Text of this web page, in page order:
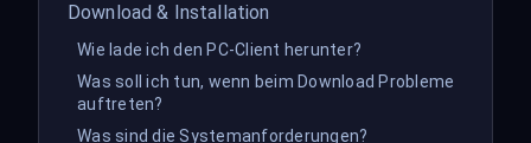
Download & Installation
Wie lade ich den PC-Client herunter?
Was soll ich tun, wenn beim Download Probleme
auftreten?
Was sind die Systemanforderungen?